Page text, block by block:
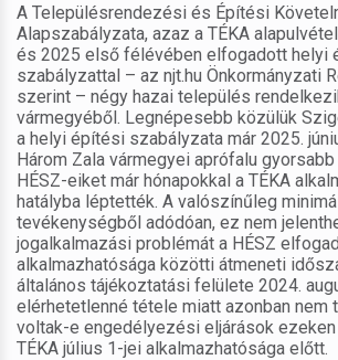
A Településrendezési és Építési
Alapszabályzata, azaz a TÉKA
és 2025 első félévében elfogadott helyi
szabályzattal – az njt.hu Önkormányzati
szerint – négy hazai település
vármegyéből. Legnépesebb közülük
a helyi építési szabályzata már 2025.
Három Zala vármegyei aprófalu gyorsabb
HÉSZ-eiket már hónapokkal a TÉKA
hatályba léptették. A valószínűleg
tevékenységből adódóan, ez nem
jogalkalmazási problémát a HÉSZ
alkalmazhatósága közötti átmeneti
általános tájékoztatási felülete 2024.
elérhetetlenné tétele miatt azonban nem
voltak-e engedélyezési eljárások
TÉKA július 1-jei alkalmazhatósága előtt.